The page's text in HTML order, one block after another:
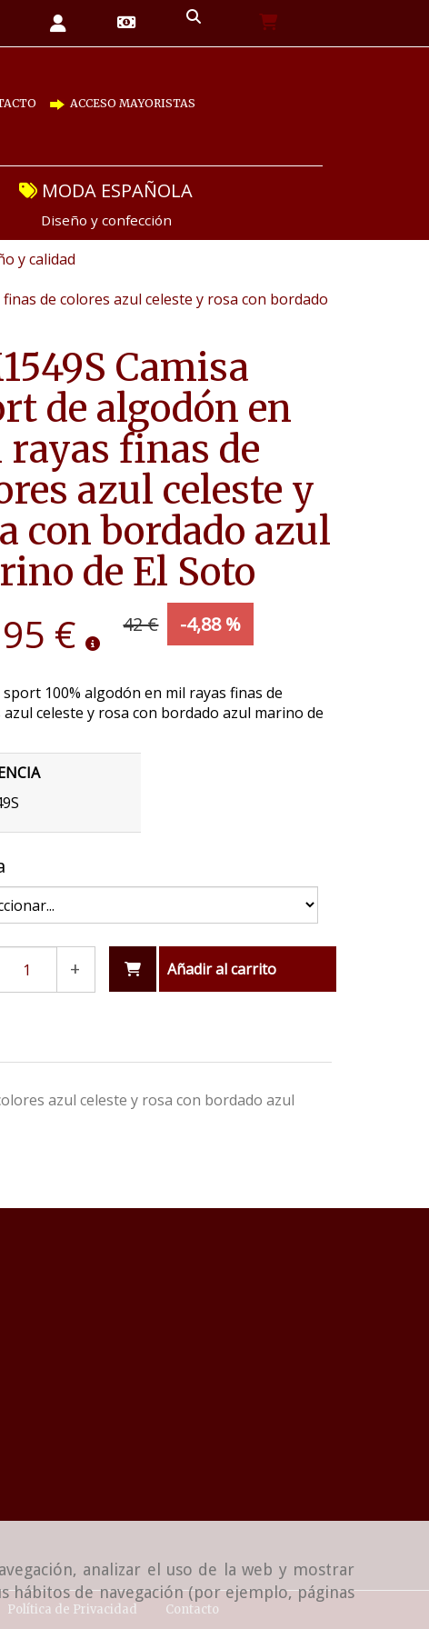
analizar el uso de la web y mostrar
hábitos de navegación (por ejemplo, páginas
ACCESO MAYORISTAS
MODA ESPAÑOLA
Diseño y confección
y calidad
de colores azul celeste y rosa con bordado
Camisa
de algodón en
finas de
azul celeste y
con bordado azul
de El Soto
€ 42 € -4,88 %
sport 100% algodón en mil rayas finas de
celeste y rosa con bordado azul marino de
+ Añadir al carrito
azul celeste y rosa con bordado azul
Política de Privacidad Contacto